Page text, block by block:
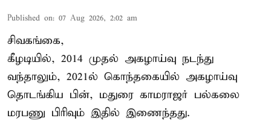
Published on: 07 Aug 2026, 2:02 am
சிவகங்கை,
கீழடியில், 2014 முதல் அகழாய்வு நடந்து
வந்தாலும், 2021ல் கொந்தகையில் அகழாய்வு
தொடங்கிய பின், மதுரை காமராஜர் பல்கலை
மரபணு பிரிவும் இதில் இணைந்தது.